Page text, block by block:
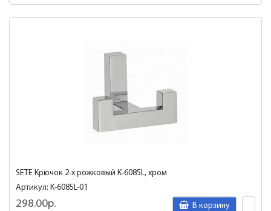
SETE Крючок 2-х рожковый K-6085L, хром
Артикул: K-6085L-01
298.00р. В корзину